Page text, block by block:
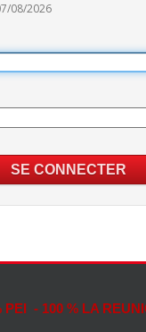
08/2026
PEI - 100 % LA